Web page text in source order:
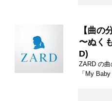
【曲の
〜ぬく
D)
ZARD の
「My